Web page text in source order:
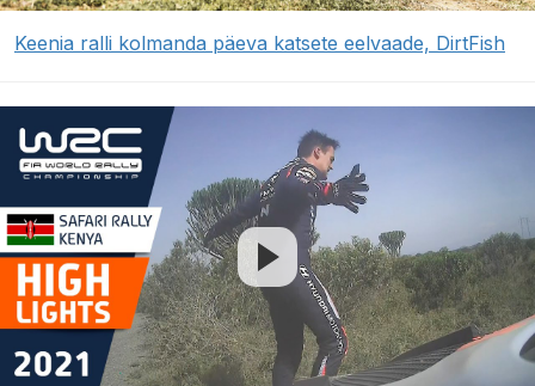
Keenia ralli kolmanda päeva katsete eelvaade, DirtFish